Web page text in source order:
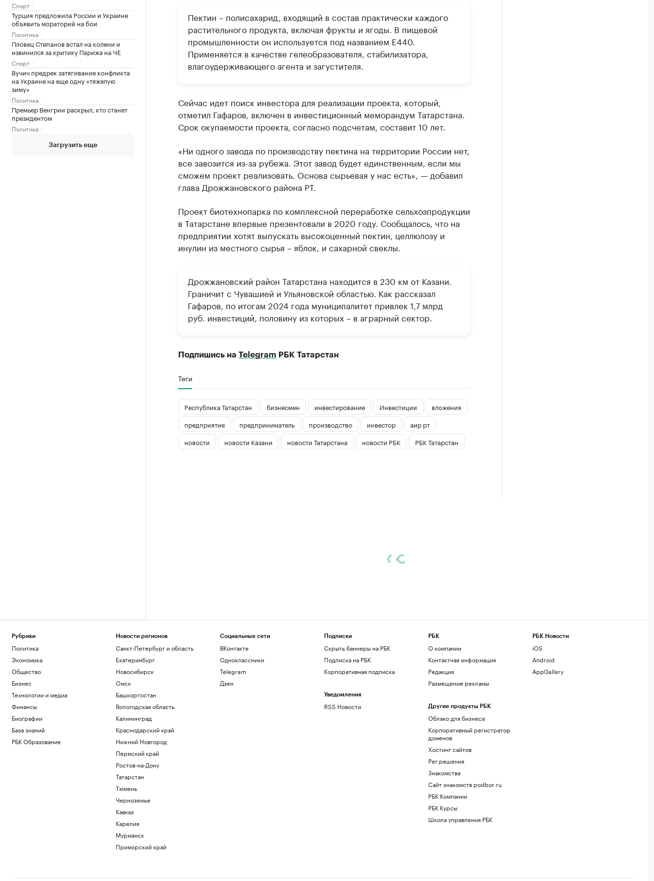
Спорт
Турция предложила России и Украине
объявить мораторий на бои
Политика
Пловец Степанов встал на колени и
извинился за критику Парижа на ЧЕ
Спорт
Вучич предрек затягивание конфликта
на Украине на еще одну «тяжелую
зиму»
Политика
Премьер Венгрии раскрыл, кто станет
президентом
Политика
Загрузить еще
Пектин – полисахарид, входящий в состав практически каждого
растительного продукта, включая фрукты и ягоды. В пищевой
промышленности он используется под названием E440.
Применяется в качестве гелеобразователя, стабилизатора,
влагоудерживающего агента и загустителя.
Сейчас идет поиск инвестора для реализации проекта, который,
отметил Гафаров, включен в инвестиционный меморандум Татарстана.
Срок окупаемости проекта, согласно подсчетам, составит 10 лет.
«Ни одного завода по производству пектина на территории России нет,
все завозится из-за рубежа. Этот завод будет единственным, если мы
сможем проект реализовать. Основа сырьевая у нас есть», — добавил
глава Дрожжановского района РТ.
Проект биотехнопарка по комплексной переработке сельхозпродукции
в Татарстане впервые презентовали в 2020 году. Сообщалось, что на
предприятии хотят выпускать высокоценный пектин, целлюлозу и
инулин из местного сырья – яблок, и сахарной свеклы.
Дрожжановский район Татарстана находится в 230 км от Казани.
Граничит с Чувашией и Ульяновской областью. Как рассказал
Гафаров, по итогам 2024 года муниципалитет привлек 1,7 млрд
руб. инвестиций, половину из которых – в аграрный сектор.
Подпишись на Telegram РБК Татарстан
Теги
Республика Татарстан бизнесмен инвестирование Инвестиции
вложения
предприятие
предприниматель производство инвестор
аир рт
новости
новости Казани новости Татарстана новости РБК РБК Татарстан
Рубрики
Политика
Экономика
Общество
Бизнес
Технологии и медиа
Финансы
Биографии
База знаний
РБК Образование
Новости регионов
Санкт-Петербург и область
Екатеринбург
Новосибирск
Омск
Башкортостан
Вологодская область
Калининград
Краснодарский край
Нижний Новгород
Пермский край
Ростов-на-Дону
Татарстан
Тюмень
Черноземье
Кавказ
Карелия
Мурманск
Приморский край
Социальные сети
ВКонтакте
Одноклассники
Telegram
Дзен
Подписки
Скрыть баннеры на РБК
Подписка на РБК
Корпоративная подписка
Уведомления
RSS Новости
РБК
О компании
Контактная информация
Редакция
Размещение рекламы
Другие продукты РБК
Облако для бизнеса
Корпоративный регистратор
доменов
Хостинг сайтов
Рег.решения
Знакомства
Сайт знакомств podbor.ru
РБК Компании
РБК Курсы
Школа управления РБК
РБК Новости
iOS
Android
AppGallery